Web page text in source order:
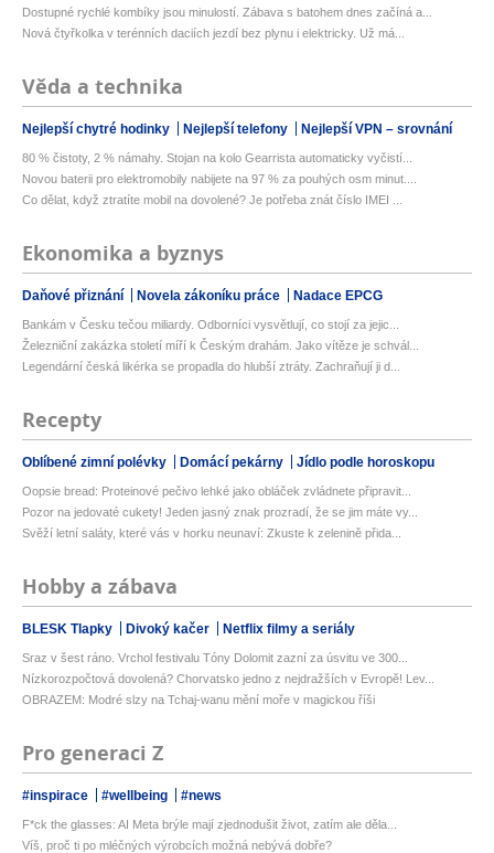
Dostupné rychlé kombíky jsou minulostí. Zábava s batohem dnes začíná a...
Nová čtyřkolka v terénních daciích jezdí bez plynu i elektricky. Už má...
Věda a technika
Nejlepší chytré hodinky Nejlepší telefony Nejlepší VPN – srovnání
80 % čistoty, 2 % námahy. Stojan na kolo Gearrista automaticky vyčistí...
Novou baterii pro elektromobily nabijete na 97 % za pouhých osm minut....
Co dělat, když ztratíte mobil na dovolené? Je potřeba znát číslo IMEI ...
Ekonomika a byznys
Daňové přiznání Novela zákoníku práce Nadace EPCG
Bankám v Česku tečou miliardy. Odborníci vysvětlují, co stojí za jejic...
Železniční zakázka století míří k Českým drahám. Jako vítěze je schvál...
Legendární česká likérka se propadla do hlubší ztráty. Zachraňují ji d...
Recepty
Oblíbené zimní polévky Domácí pekárny Jídlo podle horoskopu
Oopsie bread: Proteinové pečivo lehké jako obláček zvládnete připravit...
Pozor na jedovaté cukety! Jeden jasný znak prozradí, že se jim máte vy...
Svěží letní saláty, které vás v horku neunaví: Zkuste k zelenině přida...
Hobby a zábava
BLESK Tlapky Divoký kačer Netflix filmy a seriály
Sraz v šest ráno. Vrchol festivalu Tóny Dolomit zazní za úsvitu ve 300...
Nízkorozpočtová dovolená? Chorvatsko jedno z nejdražších v Evropě! Lev...
OBRAZEM: Modré slzy na Tchaj-wanu mění moře v magickou říši
Pro generaci Z
#inspirace #wellbeing #news
F*ck the glasses: AI Meta brýle mají zjednodušit život, zatím ale děla...
Víš, proč ti po mléčných výrobcích možná nebývá dobře?